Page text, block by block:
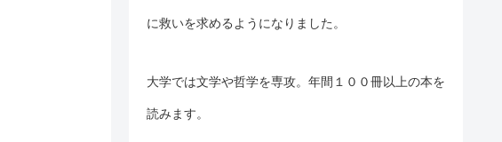
に救いを求めるようになりました。
大学では文学や哲学を専攻。年間１００冊以上の本を
読みます。